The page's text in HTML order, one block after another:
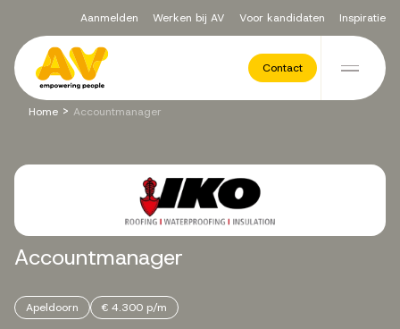
Ga naar de inhoud
Aanmelden Werken bij AV Voor kandidaten Inspiratie
Contact
Voor opdrachtgevers
Executive Search
Recruitment Services
Home > Accountmanager
Accountmanager
Apeldoorn € 4.300 p/m